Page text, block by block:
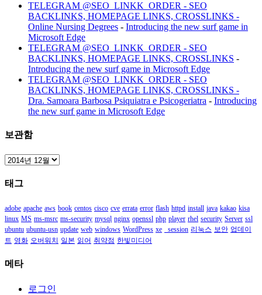
TELEGRAM @SEO_LINKK_ORDER - SEO
BACKLINKS, HOMEPAGE LINKS, CROSSLINKS -
Online Nursing Degrees - Introducing the new surf game in
Microsoft Edge
TELEGRAM @SEO_LINKK_ORDER - SEO
BACKLINKS, HOMEPAGE LINKS, CROSSLINKS -
Introducing the new surf game in Microsoft Edge
TELEGRAM @SEO_LINKK_ORDER - SEO
BACKLINKS, HOMEPAGE LINKS, CROSSLINKS -
Dra. Samoara Barbosa Psiquiatra e Psicogeriatra - Introducing
the new surf game in Microsoft Edge
보관함
보
함
태그
adobe apache aws book centos cisco cve errata error flash httpd install java kakao kisa
linux MS ms-msrc ms-security mysql nginx openssl php player rhel security Server ssl
ubuntu ubuntu-usn update web windows WordPress xe _session 리눅스 보안 업데이
트 영화 오버워치 일본 읽어 취약점 한빛미디어
메타
로그인